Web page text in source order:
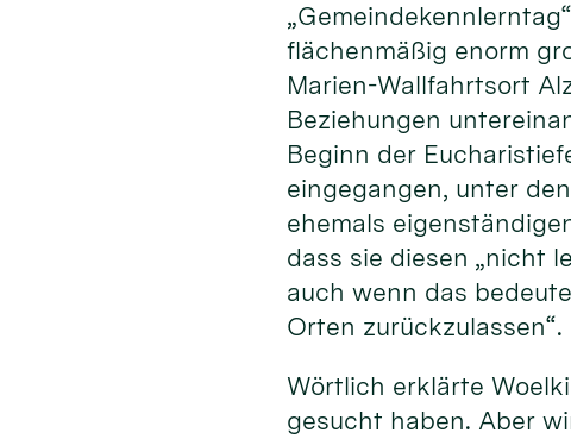
flächenmäßig enorm
Marien-Wallfahrtsort
Beziehungen
Beginn der
eingegangen, unter
ehemals
dass sie diesen „nicht
auch wenn das
Orten zurückzulassen“.
Wörtlich erklärte
gesucht haben. Aber